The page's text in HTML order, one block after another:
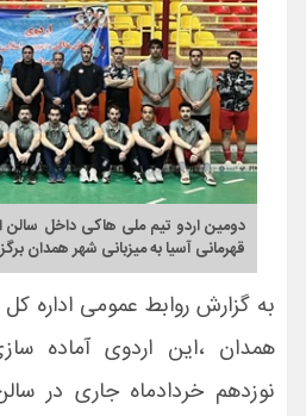
دومین اردو تیم ملی هاکی داخل
قهرمانی آسیا به میزبانی شهر همدان
به گزارش روابط عمومی اداره
همدان ،این اردوی آماده
نوزدهم خردادماه جاری در